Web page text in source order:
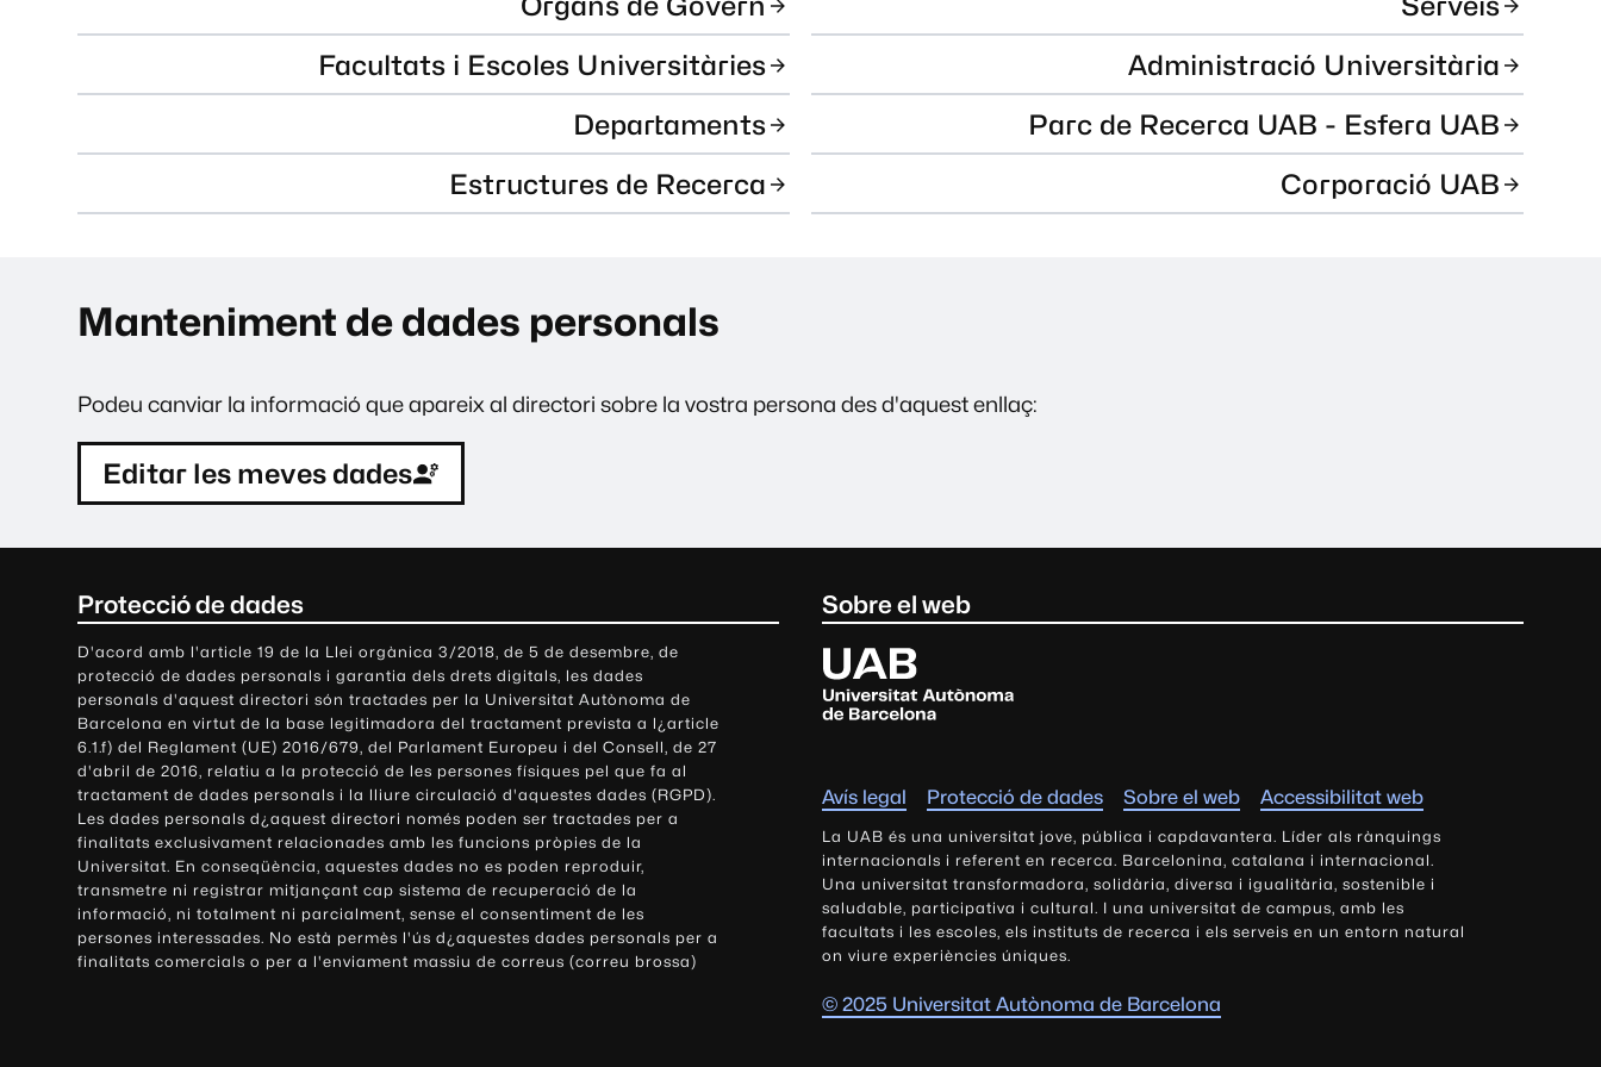
Facultats i Escoles Universitàries
Departaments
Estructures de Recerca
Administració Universitària
Parc de Recerca UAB - Esfera UAB
Corporació UAB
Manteniment de dades personals
Podeu canviar la informació que apareix al directori sobre la vostra persona des d'aquest enllaç:
Editar les meves dades
Protecció de dades
D'acord amb l'article 19 de la Llei orgànica 3/2018, de 5 de desembre, de
protecció de dades personals i garantia dels drets digitals, les dades
personals d'aquest directori són tractades per la Universitat Autònoma de
Barcelona en virtut de la base legitimadora del tractament prevista a l¿article
6.1.f) del Reglament (UE) 2016/679, del Parlament Europeu i del Consell, de 27
d'abril de 2016, relatiu a la protecció de les persones físiques pel que fa al
tractament de dades personals i la lliure circulació d'aquestes dades (RGPD).
Les dades personals d¿aquest directori només poden ser tractades per a
finalitats exclusivament relacionades amb les funcions pròpies de la
Universitat. En conseqüència, aquestes dades no es poden reproduir,
transmetre ni registrar mitjançant cap sistema de recuperació de la
informació, ni totalment ni parcialment, sense el consentiment de les
persones interessades. No està permès l'ús d¿aquestes dades personals per a
finalitats comercials o per a l'enviament massiu de correus (correu brossa)
Sobre el web
U
n
i
s
i
t
a
t
A
u
t
ò
Avís legal Protecció de dades Sobre el web Accessibilitat web
La UAB és una universitat jove, pública i capdavantera. Líder als rànquings
internacionals i referent en recerca. Barcelonina, catalana i internacional.
Una universitat transformadora, solidària, diversa i igualitària, sostenible i
saludable, participativa i cultural. I una universitat de campus, amb les
facultats i les escoles, els instituts de recerca i els serveis en un entorn natural
on viure experiències úniques.
© 2025 Universitat Autònoma de Barcelona